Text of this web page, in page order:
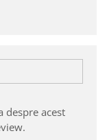
despre acest